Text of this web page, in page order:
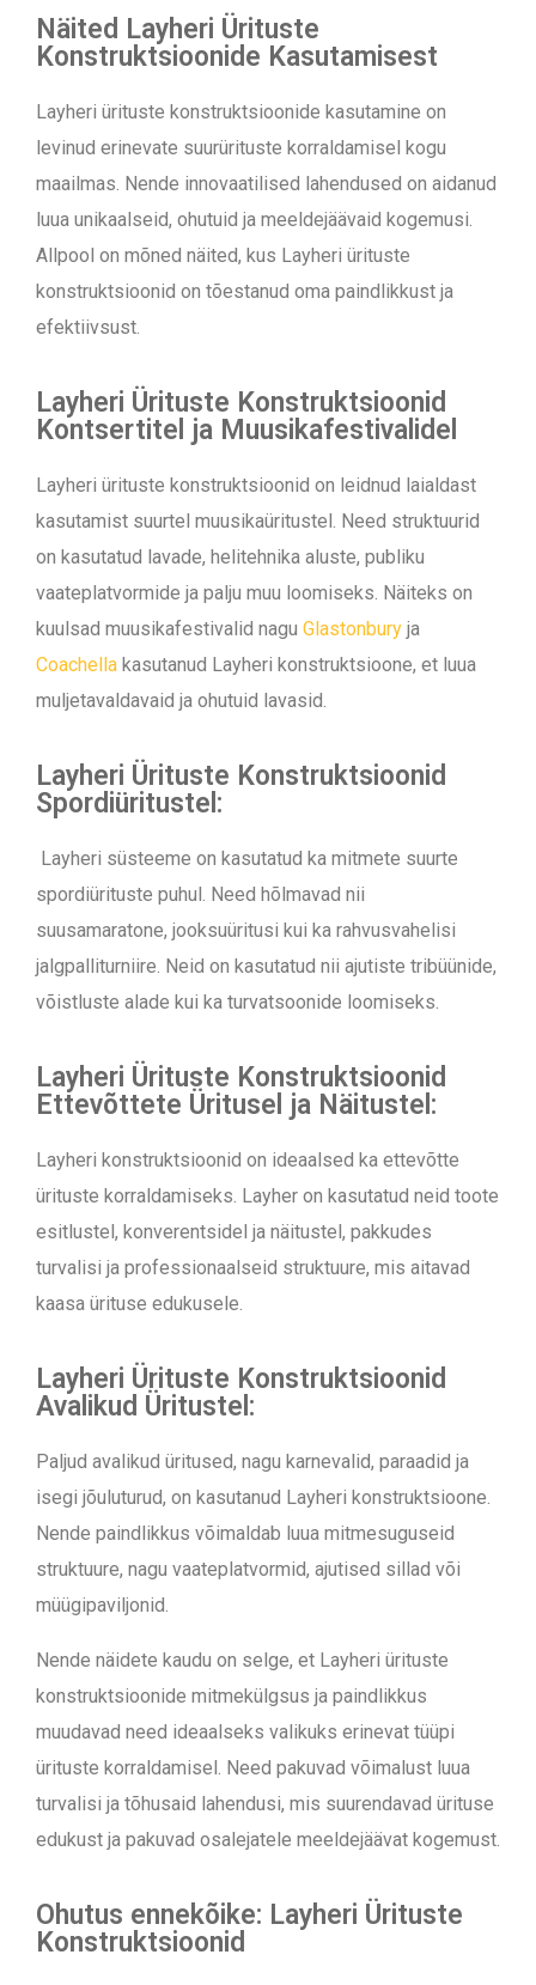
Näited Layheri Ürituste
Konstruktsioonide Kasutamisest
Layheri ürituste konstruktsioonide kasutamine on
levinud erinevate suurürituste korraldamisel kogu
maailmas. Nende innovaatilised lahendused on aidanud
luua unikaalseid, ohutuid ja meeldejäävaid kogemusi.
Allpool on mõned näited, kus Layheri ürituste
konstruktsioonid on tõestanud oma paindlikkust ja
efektiivsust.
Layheri Ürituste Konstruktsioonid
Kontsertitel ja Muusikafestivalidel
Layheri ürituste konstruktsioonid on leidnud laialdast
kasutamist suurtel muusikaüritustel. Need struktuurid
on kasutatud lavade, helitehnika aluste, publiku
vaateplatvormide ja palju muu loomiseks. Näiteks on
kuulsad muusikafestivalid nagu Glastonbury ja
Coachella kasutanud Layheri konstruktsioone, et luua
muljetavaldavaid ja ohutuid lavasid.
Layheri Ürituste Konstruktsioonid
Spordiüritustel:
Layheri süsteeme on kasutatud ka mitmete suurte
spordiürituste puhul. Need hõlmavad nii
suusamaratone, jooksuüritusi kui ka rahvusvahelisi
jalgpalliturniire. Neid on kasutatud nii ajutiste tribüünide,
võistluste alade kui ka turvatsoonide loomiseks.
Layheri Ürituste Konstruktsioonid
Ettevõttete Üritusel ja Näitustel:
Layheri konstruktsioonid on ideaalsed ka ettevõtte
ürituste korraldamiseks. Layher on kasutatud neid toote
esitlustel, konverentsidel ja näitustel, pakkudes
turvalisi ja professionaalseid struktuure, mis aitavad
kaasa ürituse edukusele.
Layheri Ürituste Konstruktsioonid
Avalikud Üritustel:
Paljud avalikud üritused, nagu karnevalid, paraadid ja
isegi jõuluturud, on kasutanud Layheri konstruktsioone.
Nende paindlikkus võimaldab luua mitmesuguseid
struktuure, nagu vaateplatvormid, ajutised sillad või
müügipaviljonid.
Nende näidete kaudu on selge, et Layheri ürituste
konstruktsioonide mitmekülgsus ja paindlikkus
muudavad need ideaalseks valikuks erinevat tüüpi
ürituste korraldamisel. Need pakuvad võimalust luua
turvalisi ja tõhusaid lahendusi, mis suurendavad ürituse
edukust ja pakuvad osalejatele meeldejäävat kogemust.
Ohutus ennekõike: Layheri Ürituste
Konstruktsioonid